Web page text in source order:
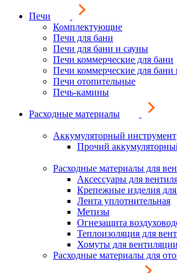
Печи
Комплектующие
Печи для бани
Печи для бани и сауны
Печи коммерческие для бани
Печи коммерческие для бани
Печи отопительные
Печь-камины
Расходные материалы
Аккумуляторный инструмент
Прочий
Расходные материалы для
Аксессуары для
Крепежные изделия
Лента уплотнительная
Метизы
Огнезащита
Теплоизоляция для
Хомуты для вентиляции
Расходные материалы для